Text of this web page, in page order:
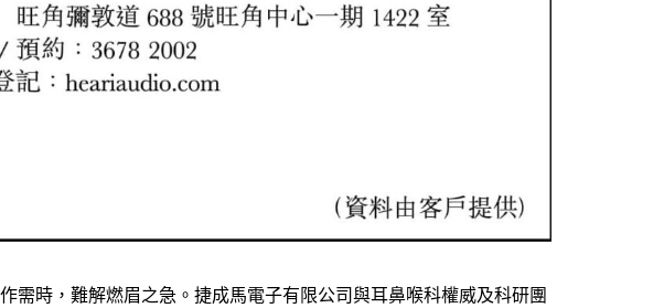
需時，難解燃眉之急。捷成馬電子有限公司與耳鼻喉科權威及科研團